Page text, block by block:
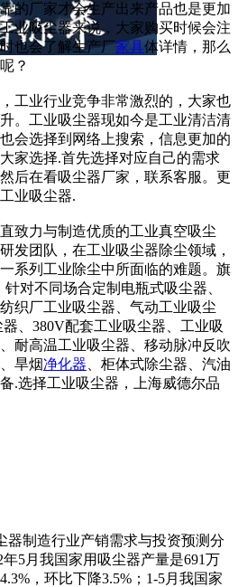
的厂家才会生产出来产品也是更加
业吸尘器来说，大家购买时候会注
也会了解生产厂家具体详情，那么
？
工业行业竞争非常激烈的，大家也
。工业吸尘器现如今是工业清洁清
会选择到网络上搜索，信息更加的
家选择.首先选择对应自己的需求
后在看吸尘器厂家，联系客服。更
业吸尘器.
致力与制造优质的工业真空吸尘
发团队，在工业吸尘器除尘领域，
系列工业除尘中所面临的难题。旗
对不同场合定制电瓶式吸尘器、
织厂工业吸尘器、气动工业吸尘
、380V配套工业吸尘器、工业吸
耐高温工业吸尘器、移动脉冲反吹
旱烟净化器 、柜体式除尘器、汽油
.选择工业吸尘器，上海威德尔品
器制造行业产销需求与投资预测分
5月我国家用吸尘器产量是691万
，环比下降3.5%；1-5月我国家